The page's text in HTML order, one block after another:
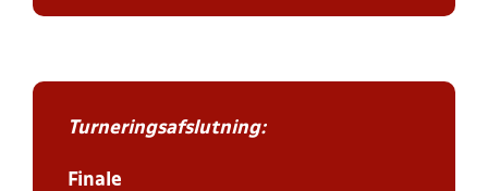
Turneringsafslutning:
Finale